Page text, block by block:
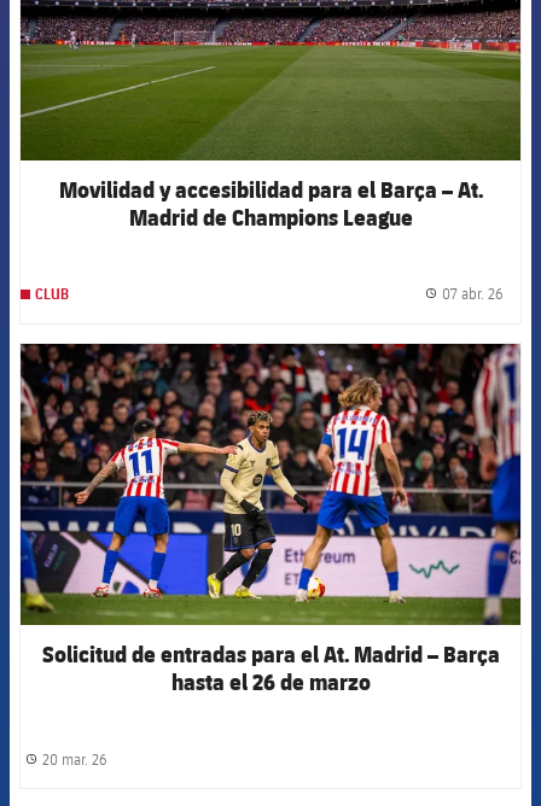
Movilidad y accesibilidad para el Barça – At.
Madrid de Champions League
CLUB 07 abr. 26
FCB Barcelona badge
Solicitud de entradas para el At. Madrid – Barça
hasta el 26 de marzo
label.share.clock
20 mar. 26